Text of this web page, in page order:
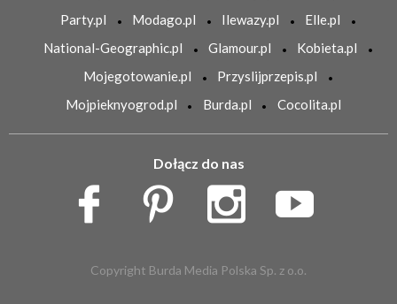
Party.pl
Modago.pl Ilewazy.pl
Elle.pl
National-Geographic.pl
Glamour.pl
Kobieta.pl
Mojegotowanie.pl
Przyslijprzepis.pl
Mojpieknyogrod.pl
Burda.pl Cocolita.pl
Dołącz do nas
Copyright Burda Media Polska Sp. z o.o.